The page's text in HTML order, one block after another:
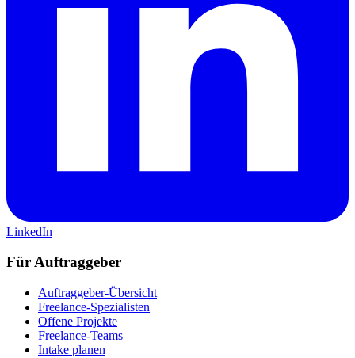
LinkedIn
Für Auftraggeber
Auftraggeber-Übersicht
Freelance-Spezialisten
Offene Projekte
Freelance-Teams
Intake planen